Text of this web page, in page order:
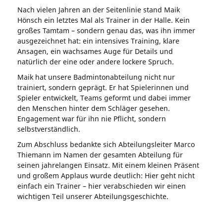
Nach vielen Jahren an der Seitenlinie stand Maik
Hönsch ein letztes Mal als Trainer in der Halle. Kein
großes Tamtam – sondern genau das, was ihn immer
ausgezeichnet hat: ein intensives Training, klare
Ansagen, ein wachsames Auge für Details und
natürlich der eine oder andere lockere Spruch.
Maik hat unsere Badmintonabteilung nicht nur
trainiert, sondern geprägt. Er hat Spielerinnen und
Spieler entwickelt, Teams geformt und dabei immer
den Menschen hinter dem Schläger gesehen.
Engagement war für ihn nie Pflicht, sondern
selbstverständlich.
Zum Abschluss bedankte sich Abteilungsleiter Marco
Thiemann im Namen der gesamten Abteilung für
seinen jahrelangen Einsatz. Mit einem kleinen Präsent
und großem Applaus wurde deutlich: Hier geht nicht
einfach ein Trainer – hier verabschieden wir einen
wichtigen Teil unserer Abteilungsgeschichte.